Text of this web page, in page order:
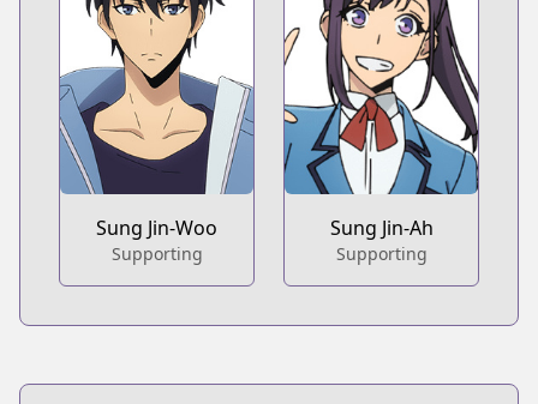
Sung Jin-Woo
Supporting
Sung Jin-Ah
Supporting